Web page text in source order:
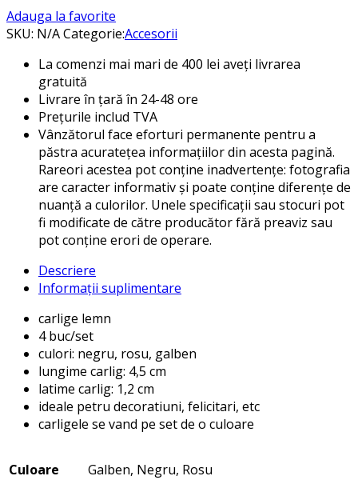
Adauga la favorite
SKU: N/ACategorie:Accesorii
La comenzi mai mari de 400 lei aveți livrarea
gratuită
Livrare în țară în 24-48 ore
Prețurile includ TVA
Vânzătorul face eforturi permanente pentru a
păstra acuratețea informațiilor din acesta pagină.
Rareori acestea pot conține inadvertențe: fotografia
are caracter informativ și poate conține diferențe de
nuanță a culorilor. Unele specificații sau stocuri pot
fi modificate de către producător fără preaviz sau
pot conține erori de operare.
Descriere
Informații suplimentare
carlige lemn
4 buc/set
culori: negru, rosu, galben
lungime carlig: 4,5 cm
latime carlig: 1,2 cm
ideale petru decoratiuni, felicitari, etc
carligele se vand pe set de o culoare
Culoare Galben, Negru, Rosu